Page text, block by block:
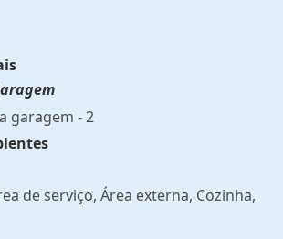
garagem - 2
de serviço, Área externa, Cozinha,